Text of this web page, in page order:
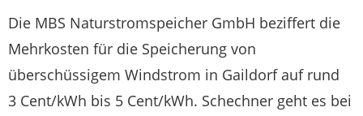
Die MBS Naturstromspeicher GmbH beziffert die
Mehrkosten für die Speicherung von
überschüssigem Windstrom in Gaildorf auf rund
3 Cent/kWh bis 5 Cent/kWh. Schechner geht es bei